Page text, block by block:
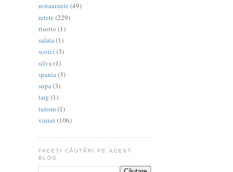
restaurante (49)
retete (229)
risotto (1)
salata(1)
scoici (3)
silva (1)
spania(3)
supa(3)
targ (1)
turism(1)
vinuri (106)
FACEȚI CĂUTĂRI PE ACEST
BLOG